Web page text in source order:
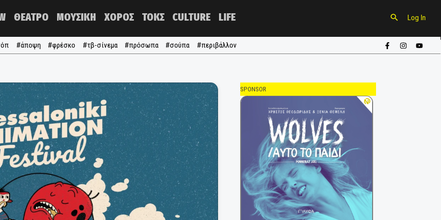
NOW ΘΕΑΤΡΟ ΜΟΥΣΙΚΗ ΧΟΡΟΣ ΤΟΚΣ CULTURE
#τα τόπ #άποψη #φρέσκο #τβ-σίνεμα #πρόσωπα #σούπα
SPONSOR